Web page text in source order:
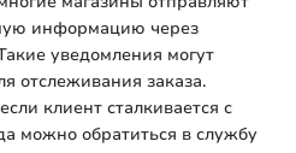
информацию через
уведомления могут
отслеживания заказа.
клиент сталкивается с
можно обратиться в службу